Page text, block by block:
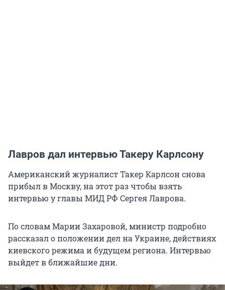
Лавров дал интервью Такеру Карлсону
Американский журналист Такер Карлсон снова
прибыл в Москву, на этот раз чтобы взять
интервью у главы МИД РФ Сергея Лаврова.
По словам Марии Захаровой, министр подробно
рассказал о положении дел на Украине, действиях
киевского режима и будущем региона. Интервью
выйдет в ближайшие дни.